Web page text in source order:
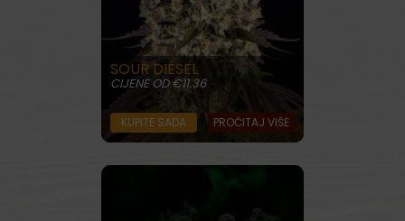
SOUR DIESEL
CIJENE OD €11.36
KUPITE SADA PROČITAJ VIŠE